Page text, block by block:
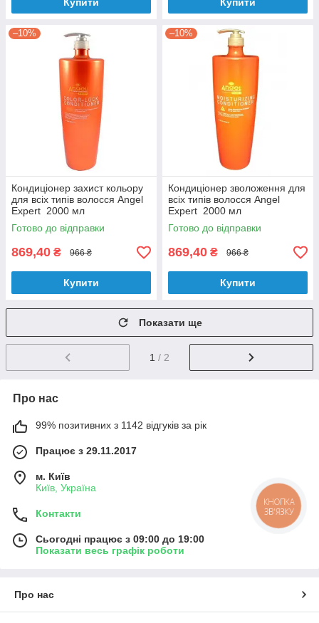
–10%
Кондиціонер захист кольору
для всіх типів волосся Angel
Expert 2000 мл
Готово до відправки
869,40 ₴ 966 ₴
Купити
–10%
Кондиціонер зволоження для
всіх типів волосся Angel
Expert 2000 мл
Готово до відправки
869,40 ₴ 966 ₴
Купити
Показати ще
1 / 2
Про нас
99% позитивних з 1142 відгуків за рік
Працює з 29.11.2017
м. Київ
Київ, Україна
Контакти
Сьогодні працює з 09:00 до 19:00
Показати весь графік роботи
Про нас
КНОПКА
ЗВ'ЯЗКУ